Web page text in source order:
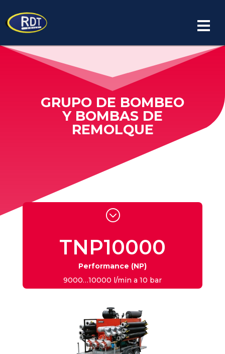
GRUPO DE BOMBEO
Y BOMBAS DE
REMOLQUE
;
TNP10000
Performance (NP)
9000…10000 l/min a 10 bar